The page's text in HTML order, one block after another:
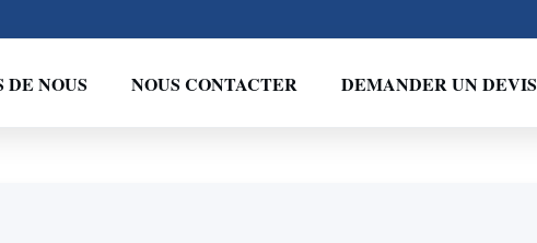
DE NOUS NOUS CONTACTER DEMANDER UN DEVIS